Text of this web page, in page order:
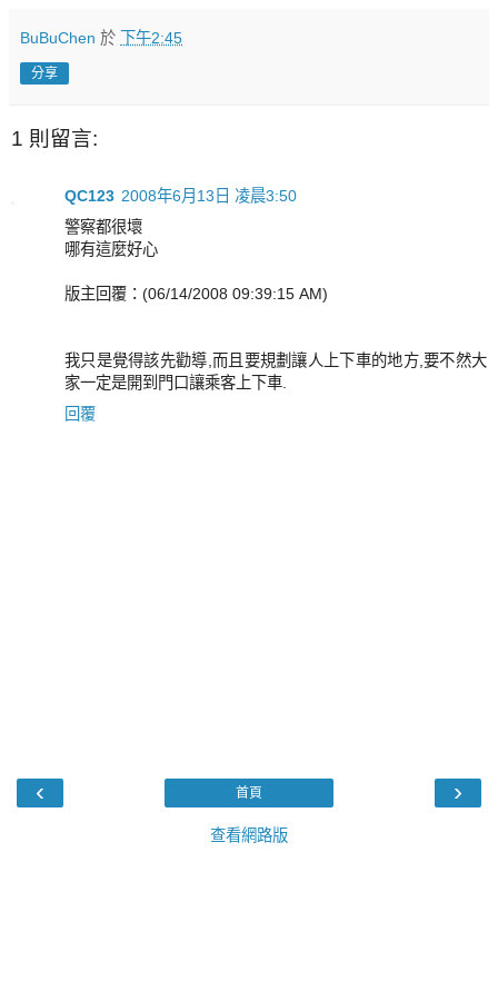
BuBuChen 於 下午2:45
分享
1 則留言:
QC123 2008年6月13日 凌晨3:50
警察都很壞
哪有這麼好心
版主回覆：(06/14/2008 09:39:15 AM)
我只是覺得該先勸導,而且要規劃讓人上下車的地方,要不然大
家一定是開到門口讓乘客上下車.
回覆
‹ ›
首頁
查看網路版